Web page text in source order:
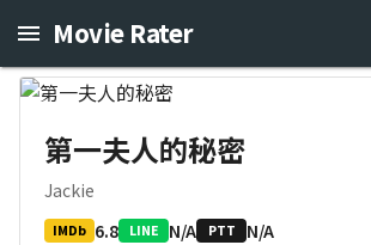
Movie Rater
第一夫人的秘密
Jackie
IMDb 6.8 LINE N/A PTT N/A